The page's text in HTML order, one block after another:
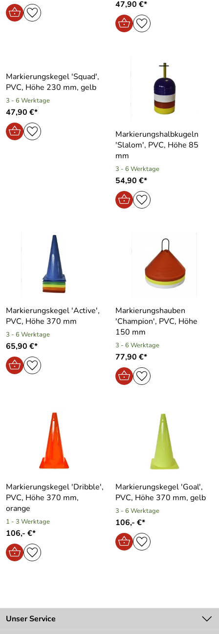
47,90 €*
Markierungskegel ′Squad′,
PVC, Höhe 230 mm, gelb
3 - 6 Werktage
47,90 €*
Markierungshalbkugeln
′Slalom′, PVC, Höhe 85
mm
3 - 6 Werktage
54,90 €*
Markierungskegel ′Active′,
PVC, Höhe 370 mm
3 - 6 Werktage
65,90 €*
Markierungshauben
′Champion′, PVC, Höhe
150 mm
3 - 6 Werktage
77,90 €*
Markierungskegel ′Dribble′,
PVC, Höhe 370 mm,
orange
1 - 3 Werktage
106,- €*
Markierungskegel ′Goal′,
PVC, Höhe 370 mm, gelb
3 - 6 Werktage
106,- €*
Unser Service